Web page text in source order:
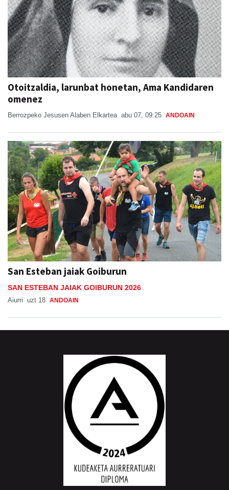
Otoitzaldia, larunbat honetan, Ama Kandidaren
omenez
Berrozpeko Jesusen Alaben Elkartea abu 07, 09:25 ANDOAIN
San Esteban jaiak Goiburun
SAN ESTEBAN JAIAK GOIBURUN 2026
Aiurri uzt 18 ANDOAIN